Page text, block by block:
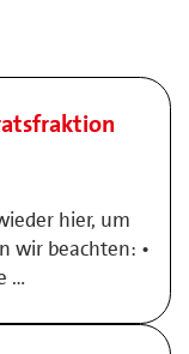
hier, um
wir beachten: •
…